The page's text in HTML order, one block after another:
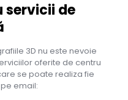
servicii de
3D nu este nevoie
oferite de centru
se poate realiza fie
pe email: